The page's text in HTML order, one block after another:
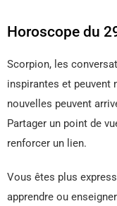
Horoscope du
Scorpion, les
inspirantes et peuvent
nouvelles peuvent
Partager un point de
renforcer un lien.
Vous êtes plus
apprendre ou